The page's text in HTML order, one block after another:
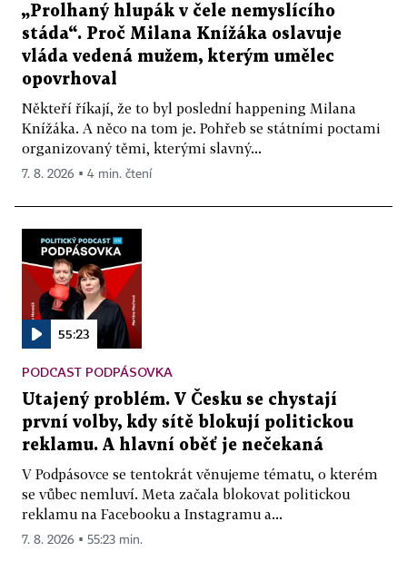
„Prolhaný hlupák v čele nemyslícího
stáda“. Proč Milana Knížáka oslavuje
vláda vedená mužem, kterým umělec
opovrhoval
Někteří říkají, že to byl poslední happening Milana
Knížáka. A něco na tom je. Pohřeb se státními poctami
organizovaný těmi, kterými slavný...
7. 8. 2026 ▪ 4 min. čtení
55:23
PODCAST PODPÁSOVKA
Utajený problém. V Česku se chystají
první volby, kdy sítě blokují politickou
reklamu. A hlavní oběť je nečekaná
V Podpásovce se tentokrát věnujeme tématu, o kterém
se vůbec nemluví. Meta začala blokovat politickou
reklamu na Facebooku a Instagramu a...
7. 8. 2026 ▪ 55:23 min.